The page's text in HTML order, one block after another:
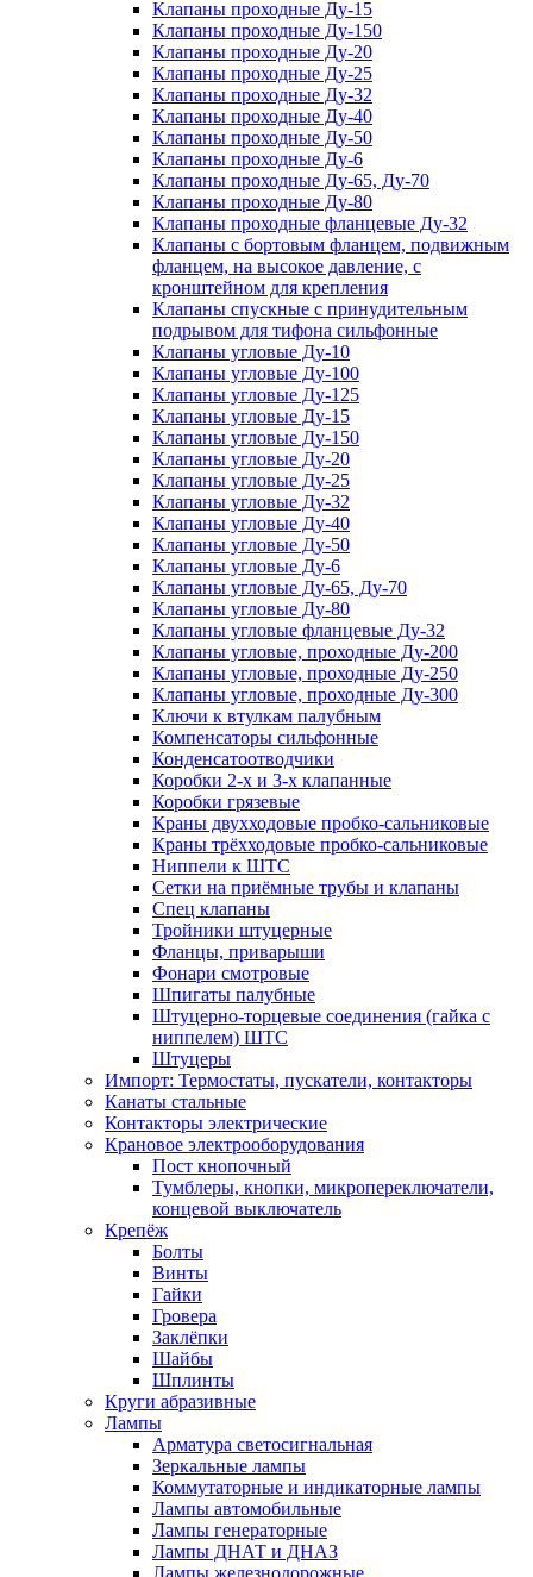
Клапаны проходные Ду-15
Клапаны проходные Ду-150
Клапаны проходные Ду-20
Клапаны проходные Ду-25
Клапаны проходные Ду-32
Клапаны проходные Ду-40
Клапаны проходные Ду-50
Клапаны проходные Ду-6
Клапаны проходные Ду-65, Ду-70
Клапаны проходные Ду-80
Клапаны проходные фланцевые Ду-32
Клапаны с бортовым фланцем, подвижным
фланцем, на высокое давление, с
кронштейном для крепления
Клапаны спускные с принудительным
подрывом для тифона сильфонные
Клапаны угловые Ду-10
Клапаны угловые Ду-100
Клапаны угловые Ду-125
Клапаны угловые Ду-15
Клапаны угловые Ду-150
Клапаны угловые Ду-20
Клапаны угловые Ду-25
Клапаны угловые Ду-32
Клапаны угловые Ду-40
Клапаны угловые Ду-50
Клапаны угловые Ду-6
Клапаны угловые Ду-65, Ду-70
Клапаны угловые Ду-80
Клапаны угловые фланцевые Ду-32
Клапаны угловые, проходные Ду-200
Клапаны угловые, проходные Ду-250
Клапаны угловые, проходные Ду-300
Ключи к втулкам палубным
Компенсаторы сильфонные
Конденсатоотводчики
Коробки 2-х и 3-х клапанные
Коробки грязевые
Краны двухходовые пробко-сальниковые
Краны трёхходовые пробко-сальниковые
Ниппели к ШТС
Сетки на приёмные трубы и клапаны
Спец клапаны
Тройники штуцерные
Фланцы, приварыши
Фонари смотровые
Шпигаты палубные
Штуцерно-торцевые соединения (гайка с
ниппелем) ШТС
Штуцеры
Импорт: Термостаты, пускатели, контакторы
Канаты стальные
Контакторы электрические
Крановое электрооборудования
Пост кнопочный
Тумблеры, кнопки, микропереключатели,
концевой выключатель
Крепёж
Болты
Винты
Гайки
Гровера
Заклёпки
Шайбы
Шплинты
Круги абразивные
Лампы
Арматура светосигнальная
Зеркальные лампы
Коммутаторные и индикаторные лампы
Лампы автомобильные
Лампы генераторные
Лампы ДНАТ и ДНАЗ
Лампы железнодорожные